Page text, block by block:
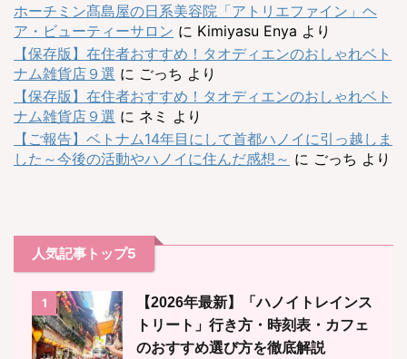
ホーチミン髙島屋の日系美容院「アトリエファイン」ヘ
ア・ビューティーサロン に Kimiyasu Enya より
【保存版】在住者おすすめ！タオディエンのおしゃれベト
ナム雑貨店９選 に ごっち より
【保存版】在住者おすすめ！タオディエンのおしゃれベト
ナム雑貨店９選 に ネミ より
【ご報告】ベトナム14年目にして首都ハノイに引っ越しま
した～今後の活動やハノイに住んだ感想～ に ごっち より
人気記事トップ5
1
【2026年最新】「ハノイトレインス
トリート」行き方・時刻表・カフェ
のおすすめ選び方を徹底解説